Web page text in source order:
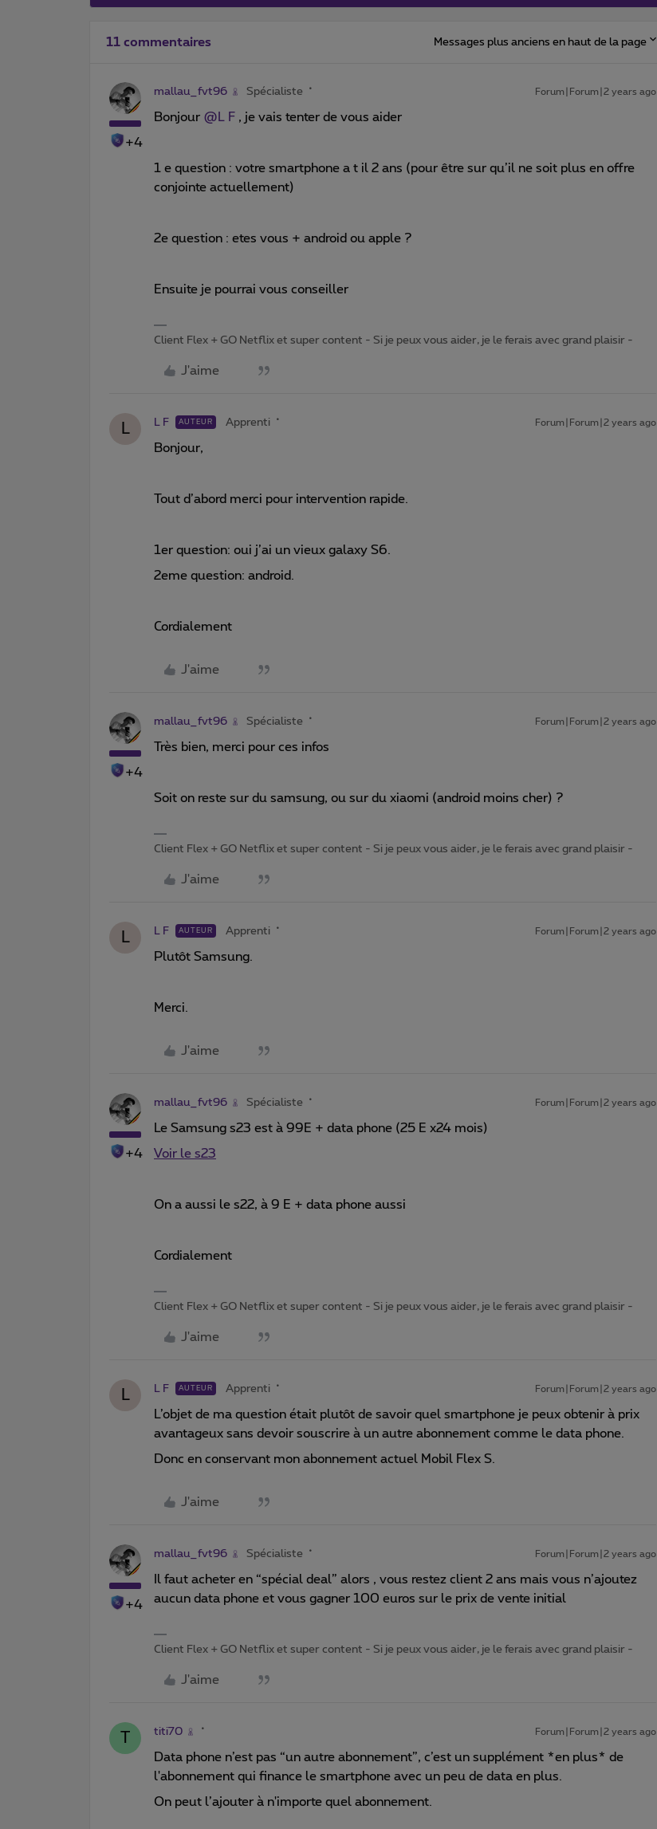
11 commentaires Messages plus anciens en haut de la page
+4
mallau_fvt96 Spécialiste Forum|Forum|2 years ago
Bonjour @L F , je vais tenter de vous aider
1 e question : votre smartphone a t il 2 ans (pour être sur qu’il ne soit plus en offre
conjointe actuellement)
2e question : etes vous + android ou apple ?
Ensuite je pourrai vous conseiller
Client Flex + GO Netflix et super content - Si je peux vous aider, je le ferais avec grand plaisir -
J'aime
L L F AUTEUR Apprenti Forum|Forum|2 years ago
Bonjour,
Tout d’abord merci pour intervention rapide.
1er question: oui j’ai un vieux galaxy S6.
2eme question: android.
Cordialement
J'aime
+4
mallau_fvt96 Spécialiste Forum|Forum|2 years ago
Très bien, merci pour ces infos
Soit on reste sur du samsung, ou sur du xiaomi (android moins cher) ?
Client Flex + GO Netflix et super content - Si je peux vous aider, je le ferais avec grand plaisir -
J'aime
L L F AUTEUR Apprenti Forum|Forum|2 years ago
Plutôt Samsung.
Merci.
J'aime
+4
mallau_fvt96 Spécialiste Forum|Forum|2 years ago
Le Samsung s23 est à 99E + data phone (25 E x24 mois)
Voir le s23
On a aussi le s22, à 9 E + data phone aussi
Cordialement
Client Flex + GO Netflix et super content - Si je peux vous aider, je le ferais avec grand plaisir -
J'aime
L L F AUTEUR Apprenti Forum|Forum|2 years ago
L’objet de ma question était plutôt de savoir quel smartphone je peux obtenir à prix
avantageux sans devoir souscrire à un autre abonnement comme le data phone.
Donc en conservant mon abonnement actuel Mobil Flex S.
J'aime
+4
mallau_fvt96 Spécialiste Forum|Forum|2 years ago
Il faut acheter en “spécial deal” alors , vous restez client 2 ans mais vous n’ajoutez
aucun data phone et vous gagner 100 euros sur le prix de vente initial
Client Flex + GO Netflix et super content - Si je peux vous aider, je le ferais avec grand plaisir -
J'aime
T titi70 Forum|Forum|2 years ago
Data phone n’est pas “un autre abonnement”, c’est un supplément *en plus* de
l'abonnement qui finance le smartphone avec un peu de data en plus.
On peut l’ajouter à n'importe quel abonnement.